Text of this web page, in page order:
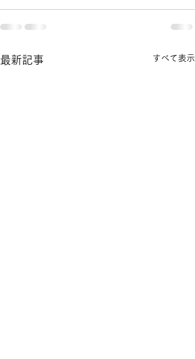
最新記事 すべて表示